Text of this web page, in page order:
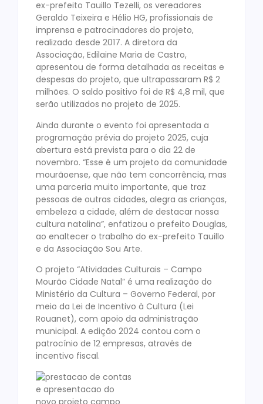
ex-prefeito Tauillo Tezelli, os vereadores
Geraldo Teixeira e Hélio HG, profissionais de
imprensa e patrocinadores do projeto,
realizado desde 2017. A diretora da
Associação, Edilaine Maria de Castro,
apresentou de forma detalhada as receitas e
despesas do projeto, que ultrapassaram R$ 2
milhões. O saldo positivo foi de R$ 4,8 mil, que
serão utilizados no projeto de 2025.
Ainda durante o evento foi apresentada a
programação prévia do projeto 2025, cuja
abertura está prevista para o dia 22 de
novembro. “Esse é um projeto da comunidade
mourãoense, que não tem concorrência, mas
uma parceria muito importante, que traz
pessoas de outras cidades, alegra as crianças,
embeleza a cidade, além de destacar nossa
cultura natalina”, enfatizou o prefeito Douglas,
ao enaltecer o trabalho do ex-prefeito Tauillo
e da Associação Sou Arte.
O projeto “Atividades Culturais – Campo
Mourão Cidade Natal” é uma realização do
Ministério da Cultura – Governo Federal, por
meio da Lei de Incentivo à Cultura (Lei
Rouanet), com apoio da administração
municipal. A edição 2024 contou com o
patrocínio de 12 empresas, através de
incentivo fiscal.